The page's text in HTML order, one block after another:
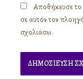
Αποθήκευσε το
σε αυτόν τον
σχολιάσω.